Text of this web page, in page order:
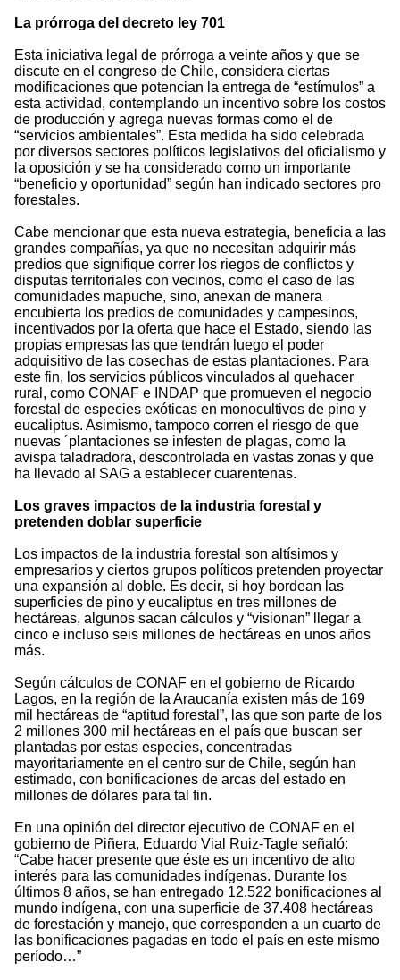
La prórroga del decreto ley 701
Esta iniciativa legal de prórroga a veinte años y que se
discute en el congreso de Chile, considera ciertas
modificaciones que potencian la entrega de “estímulos” a
esta actividad, contemplando un incentivo sobre los costos
de producción y agrega nuevas formas como el de
“servicios ambientales”. Esta medida ha sido celebrada
por diversos sectores políticos legislativos del oficialismo y
la oposición y se ha considerado como un importante
“beneficio y oportunidad” según han indicado sectores pro
forestales.
Cabe mencionar que esta nueva estrategia, beneficia a las
grandes compañías, ya que no necesitan adquirir más
predios que signifique correr los riegos de conflictos y
disputas territoriales con vecinos, como el caso de las
comunidades mapuche, sino, anexan de manera
encubierta los predios de comunidades y campesinos,
incentivados por la oferta que hace el Estado, siendo las
propias empresas las que tendrán luego el poder
adquisitivo de las cosechas de estas plantaciones. Para
este fin, los servicios públicos vinculados al quehacer
rural, como CONAF e INDAP que promueven el negocio
forestal de especies exóticas en monocultivos de pino y
eucaliptus. Asimismo, tampoco corren el riesgo de que
nuevas ´plantaciones se infesten de plagas, como la
avispa taladradora, descontrolada en vastas zonas y que
ha llevado al SAG a establecer cuarentenas.
Los graves impactos de la industria forestal y
pretenden doblar superficie
Los impactos de la industria forestal son altísimos y
empresarios y ciertos grupos políticos pretenden proyectar
una expansión al doble. Es decir, si hoy bordean las
superficies de pino y eucaliptus en tres millones de
hectáreas, algunos sacan cálculos y “visionan” llegar a
cinco e incluso seis millones de hectáreas en unos años
más.
Según cálculos de CONAF en el gobierno de Ricardo
Lagos, en la región de la Araucanía existen más de 169
mil hectáreas de “aptitud forestal”, las que son parte de los
2 millones 300 mil hectáreas en el país que buscan ser
plantadas por estas especies, concentradas
mayoritariamente en el centro sur de Chile, según han
estimado, con bonificaciones de arcas del estado en
millones de dólares para tal fin.
En una opinión del director ejecutivo de CONAF en el
gobierno de Piñera, Eduardo Vial Ruiz-Tagle señaló:
“Cabe hacer presente que éste es un incentivo de alto
interés para las comunidades indígenas. Durante los
últimos 8 años, se han entregado 12.522 bonificaciones al
mundo indígena, con una superficie de 37.408 hectáreas
de forestación y manejo, que corresponden a un cuarto de
las bonificaciones pagadas en todo el país en este mismo
período…”